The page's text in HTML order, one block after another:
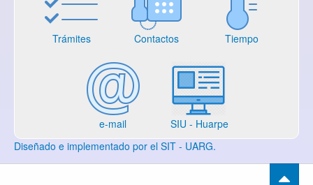
Trámites Contactos Tiempo
e-mail
SIU - Huarpe
Diseñado e implementado por el SIT - UARG.